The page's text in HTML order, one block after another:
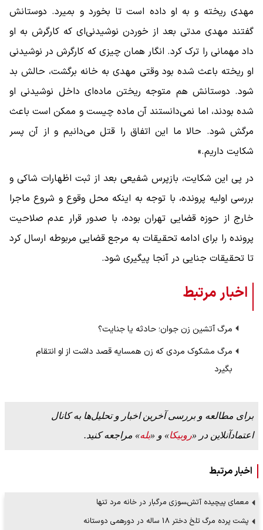
مهدی ریخته و به او داده است تا بخورد و بمیرد. دوستانش
گفتند مهدی مدتی بعد از خوردن نوشیدنی‌ای که کارگرش به او
داد مهمانی را ترک کرد. انگار همان چیزی که کارگرش در نوشیدنی
او ریخته باعث شده بود وقتی مهدی به خانه برگشت، حالش بد
شود. دوستانش هم متوجه ریختن ماده‌ای داخل نوشیدنی او
شده بودند، اما نمی‌دانستند آن ماده چیست و ممکن است باعث
مرگش شود. حالا ما این اتفاق را قتل می‌دانیم و از آن پسر
شکایت داریم.»
در پی این شکایت، بازپرس شفیعی بعد از ثبت اظهارات شاکی و
بررسی اولیه پرونده، با توجه به اینکه محل وقوع و شروع ماجرا
خارج از حوزه قضایی تهران بوده، با صدور قرار عدم صلاحیت
پرونده را برای ادامه تحقیقات به مرجع قضایی مربوطه ارسال کرد
تا تحقیقات جنایی در آنجا پیگیری شود.
اخبار مرتبط
مرگ آتشین زن جوان؛ حادثه یا جنایت؟
مرگ مشکوک مردی که زن همسایه قصد داشت از او انتقام
بگیرد
برای مطالعه و بررسی آخرین اخبار و تحلیل‌ها به کانال
اعتمادآنلاین در «روبیکا» و «بله» مراجعه کنید.
اخبار مرتبط
معمای پیچیده آتش‌‍سوزی مرگبار در خانه مرد تنها
پشت پرده مرگ تلخ دختر 18 ساله در دورهمی دوستانه